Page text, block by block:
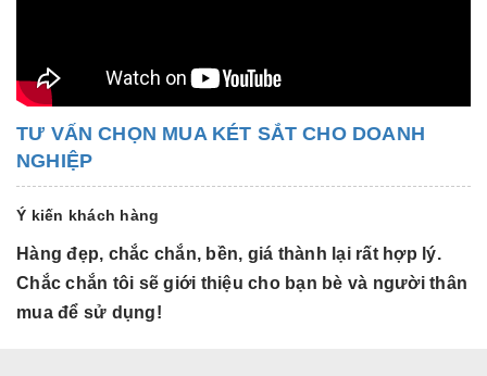
TƯ VẤN CHỌN MUA KÉT SẮT CHO DOANH
NGHIỆP
Ý kiến khách hàng
Hàng đẹp, chắc chắn, bền, giá thành lại rất hợp lý.
Chắc chắn tôi sẽ giới thiệu cho bạn bè và người thân
mua để sử dụng!